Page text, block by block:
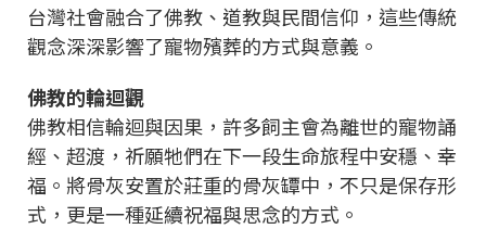
台灣社會融合了佛教、道教與民間信仰，這些傳統
觀念深深影響了寵物殯葬的方式與意義。
佛教的輪迴觀
佛教相信輪迴與因果，許多飼主會為離世的寵物誦
經、超渡，祈願牠們在下一段生命旅程中安穩、幸
福。將骨灰安置於莊重的骨灰罈中，不只是保存形
式，更是一種延續祝福與思念的方式。